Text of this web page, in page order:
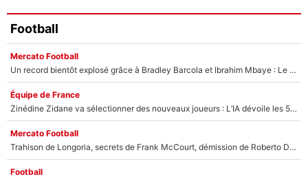
Football
Mercato Football
Un record bientôt explosé grâce à Bradley Barcola et Ibrahim Mbaye : Le PSG sur le point de réaliser un mercato historique ?
Équipe de France
Zinédine Zidane va sélectionner des nouveaux joueurs : L’IA dévoile les 5 cracks qui pourraient rapidement le rejoindre en équipe de France !
Mercato Football
Trahison de Longoria, secrets de Frank McCourt, démission de Roberto De Zerbi : Medhi Benatia se lâche sur son départ de l'OM et fait d'importantes révélations
Football